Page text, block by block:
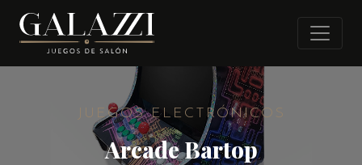
JUEGOS ELECTRÓNICOS
Arcade Bartop